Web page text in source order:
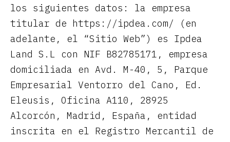
los siguientes datos: la empresa
titular de https://ipdea.com/ (en
adelante, el “Sitio Web”) es Ipdea
Land S.L con NIF B82785171, empresa
domiciliada en Avd. M-40, 5, Parque
Empresarial Ventorro del Cano, Ed.
Eleusis, Oficina A110, 28925
Alcorcón, Madrid, España, entidad
inscrita en el Registro Mercantil de